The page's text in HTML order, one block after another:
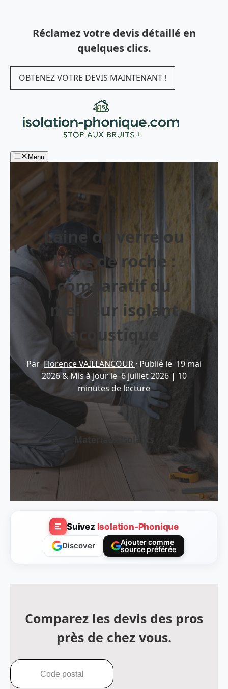
contenu
Réclamez votre devis détaillé en
quelques clics.
OBTENEZ VOTRE DEVIS MAINTENANT !
Menu
Laine de verre ou
laine de roche :
comparatif du
meilleur isolant
acoustique
ParFlorence VAILLANCOUR · Publié le 19 mai
2026&Mis à jour le6 juillet 2026 | 10
minutes de lecture
Matériaux isolants
Suivez Isolation-Phonique
Discover
Ajouter comme
source préférée
Comparez les devis des pros
près de chez vous.